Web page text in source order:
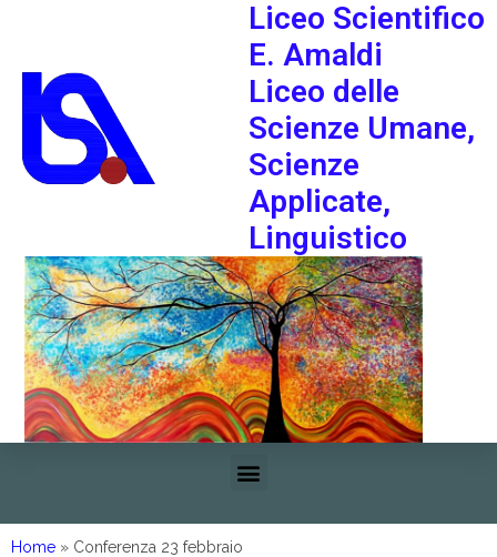
Liceo Scientifico
E. Amaldi
Liceo delle
Scienze Umane,
Scienze
Applicate,
Linguistico
Home » Conferenza 23 febbraio